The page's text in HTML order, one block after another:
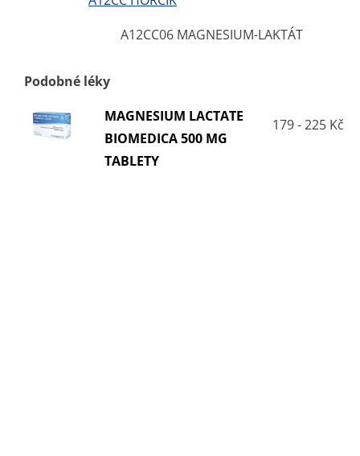
A12CC06 MAGNESIUM-LAKTÁT
Podobné léky
MAGNESIUM LACTATE
BIOMEDICA 500 MG
TABLETY
179 - 225 Kč